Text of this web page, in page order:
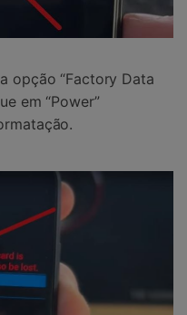
opção “Factory Data
em “Power”